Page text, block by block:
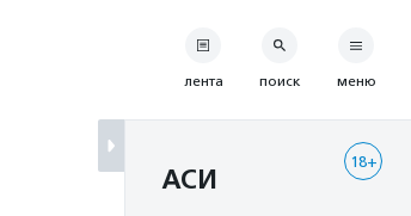
лента поиск меню
18+
АСИ